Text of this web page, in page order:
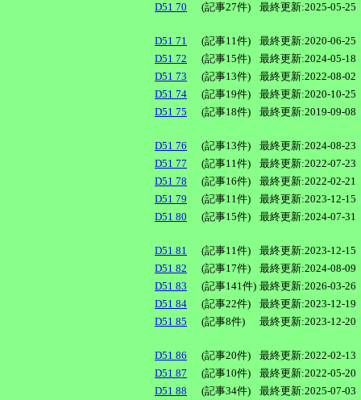
D51 70
(記事27件) 最終更新:2025-05-25
D51 71 (記事11件)
最終更新:2020-06-25
D51 72
(記事15件)
最終更新:2024-05-18
D51 73
(記事13件)
最終更新:2022-08-02
D51 74
(記事19件)
最終更新:2020-10-25
D51 75
(記事18件) 最終更新:2019-09-08
D51 76 (記事13件)
最終更新:2024-08-23
D51 77
(記事11件)
最終更新:2022-07-23
D51 78
(記事16件)
最終更新:2022-02-21
D51 79
(記事11件)
最終更新:2023-12-15
D51 80
(記事15件) 最終更新:2024-07-31
D51 81 (記事11件)
最終更新:2023-12-15
D51 82
(記事17件)
最終更新:2024-08-09
D51 83
(記事141件) 最終更新:2026-03-26
D51 84
(記事22件)
最終更新:2023-12-19
D51 85
(記事8件) 最終更新:2023-12-20
D51 86 (記事20件)
最終更新:2022-02-13
D51 87
(記事10件)
最終更新:2022-05-20
D51 88
(記事34件)
最終更新:2025-07-03